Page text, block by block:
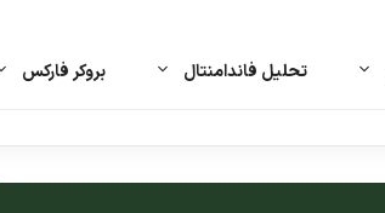
تحلیل فاندامنتال بروکر فارکس